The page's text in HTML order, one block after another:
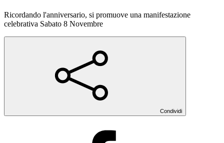
Ricordando l'anniversario, si promuove una manifestazione
celebrativa Sabato 8 Novembre
Condividi